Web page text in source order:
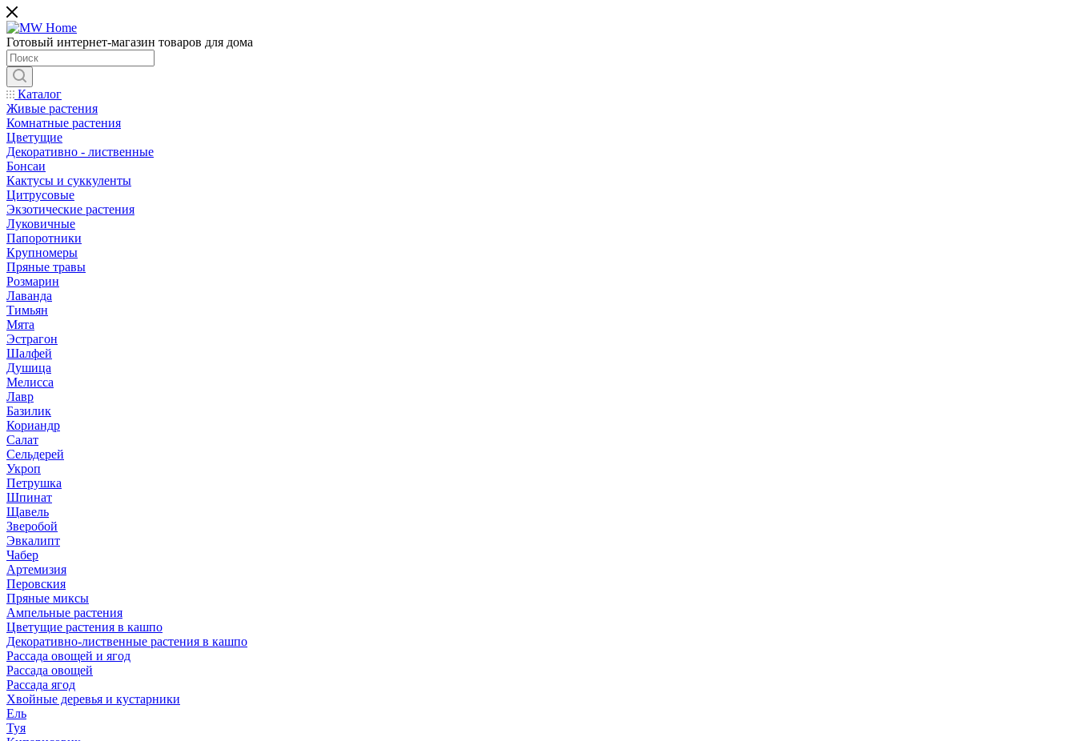
Готовый интернет-магазин товаров для дома
Каталог
Живые растения
Комнатные растения
Цветущие
Декоративно - лиственные
Бонсаи
Кактусы и суккуленты
Цитрусовые
Экзотические растения
Луковичные
Папоротники
Крупномеры
Пряные травы
Розмарин
Лаванда
Тимьян
Мята
Эстрагон
Шалфей
Душица
Мелисса
Лавр
Базилик
Кориандр
Салат
Сельдерей
Укроп
Петрушка
Шпинат
Щавель
Зверобой
Эвкалипт
Чабер
Артемизия
Перовския
Пряные миксы
Ампельные растения
Цветущие растения в кашпо
Декоративно-лиственные растения в кашпо
Рассада овощей и ягод
Рассада овощей
Рассада ягод
Хвойные деревья и кустарники
Ель
Туя